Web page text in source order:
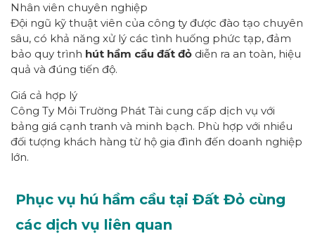
Nhân viên chuyên nghiệp
Đội ngũ kỹ thuật viên của công ty được đào tạo chuyên
sâu, có khả năng xử lý các tình huống phức tạp, đảm
bảo quy trình hút hầm cầu đất đỏ diễn ra an toàn, hiệu
quả và đúng tiến độ.
Giá cả hợp lý
Công Ty Môi Trường Phát Tài cung cấp dịch vụ với
bảng giá cạnh tranh và minh bạch. Phù hợp với nhiều
đối tượng khách hàng từ hộ gia đình đến doanh nghiệp
lớn.
Phục vụ hú hầm cầu tại Đất Đỏ cùng
các dịch vụ liên quan